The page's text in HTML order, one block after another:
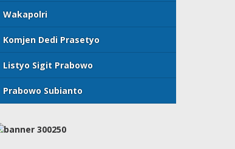
Wakapolri
Komjen Dedi Prasetyo
Listyo Sigit Prabowo
Prabowo Subianto